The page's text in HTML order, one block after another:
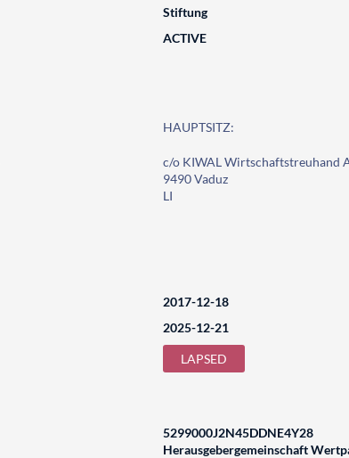
Stiftung
ACTIVE
HAUPTSITZ:
c/o KIWAL Wirtschaftstreuhand
9490 Vaduz
LI
2017-12-18
2025-12-21
LAPSED
5299000J2N45DDNE4Y28
Herausgebergemeinschaft